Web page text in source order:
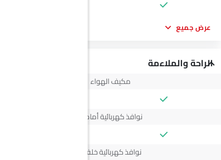
عرض جميع
الراحة والملاءمة
مكيف الهواء
نوافذ كهربائية أمامية
نوافذ كهربائية خلفية